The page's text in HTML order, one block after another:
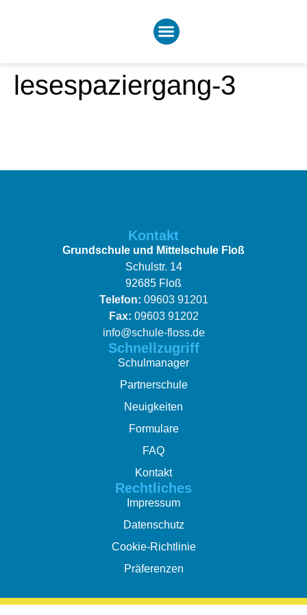
lesespaziergang-3
Kontakt
Grundschule und Mittelschule Floß
Schulstr. 14
92685 Floß
Telefon: 09603 91201
Fax: 09603 91202
info@schule-floss.de
Schnellzugriff
Schulmanager
Partnerschule
Neuigkeiten
Formulare
FAQ
Kontakt
Rechtliches
Impressum
Datenschutz
Cookie-Richtlinie
Präferenzen